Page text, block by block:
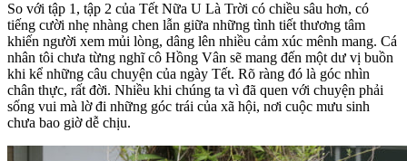
So với tập 1, tập 2 của Tết Nữa U Là Trời có chiều sâu hơn, có
tiếng cười nhẹ nhàng chen lẫn giữa những tình tiết thương tâm
khiến người xem mủi lòng, dâng lên nhiều cảm xúc mênh mang. Cá
nhân tôi chưa từng nghĩ cô Hồng Vân sẽ mang đến một dư vị buồn
khi kể những câu chuyện của ngày Tết. Rõ ràng đó là góc nhìn
chân thực, rất đời. Nhiều khi chúng ta vì đã quen với chuyện phải
sống vui mà lờ đi những góc trái của xã hội, nơi cuộc mưu sinh
chưa bao giờ dễ chịu.